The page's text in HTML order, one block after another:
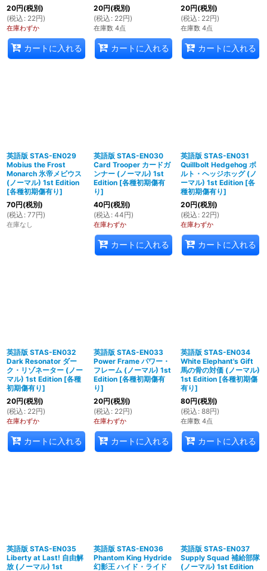
20円(税別)
(税込 : 22円)
在庫わずか
カートに入れる
20円(税別)
(税込 : 22円)
在庫数 4点
カートに入れる
20円(税別)
(税込 : 22円)
在庫数 4点
カートに入れる
英語版 STAS-EN029
Mobius the Frost
Monarch 氷帝メビウス
(ノーマル) 1st Edition
[各種初期傷有り]
70円(税別)
(税込 : 77円)
在庫なし
英語版 STAS-EN030
Card Trooper カードガ
ンナー (ノーマル) 1st
Edition [各種初期傷有
り]
40円(税別)
(税込 : 44円)
在庫わずか
カートに入れる
英語版 STAS-EN031
Quillbolt Hedgehog ボ
ルト・ヘッジホッグ (ノ
ーマル) 1st Edition [各
種初期傷有り]
20円(税別)
(税込 : 22円)
在庫わずか
カートに入れる
英語版 STAS-EN032
Dark Resonator ダー
ク・リゾネーター (ノー
マル) 1st Edition [各種
初期傷有り]
20円(税別)
(税込 : 22円)
在庫わずか
カートに入れる
英語版 STAS-EN033
Power Frame パワー・
フレーム (ノーマル) 1st
Edition [各種初期傷有
り]
20円(税別)
(税込 : 22円)
在庫わずか
カートに入れる
英語版 STAS-EN034
White Elephant's Gift
馬の骨の対価 (ノーマル)
1st Edition [各種初期傷
有り]
80円(税別)
(税込 : 88円)
在庫数 4点
カートに入れる
英語版 STAS-EN035
Liberty at Last! 自由解
放 (ノーマル) 1st
英語版 STAS-EN036
Phantom King Hydride
幻影王 ハイド・ライド
英語版 STAS-EN037
Supply Squad 補給部隊
(ノーマル) 1st Edition